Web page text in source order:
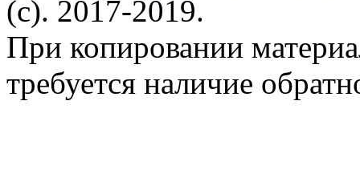
(c). 2017-2019.
При копировании
требуется наличие